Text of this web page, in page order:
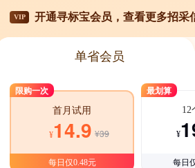
VIP 开通寻标宝会员，查看更多招采
单省会员
限购一次
首月试用
¥14.9 ¥39
每日仅0.48元
最划算
12
¥
每日